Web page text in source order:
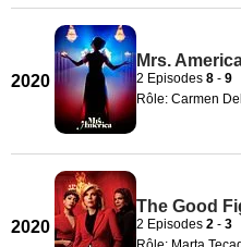
2020
Mrs.
2 Episodes 8 - 9
Rôle: Carmen
2020
The Good
2 Episodes 2 - 3